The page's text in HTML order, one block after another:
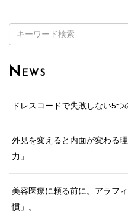
索:
N EWS
ドレスコードで失敗しない5つ
外見を変えると内面が変わる
力」
美容医療に頼る前に。アラフ
慣」。